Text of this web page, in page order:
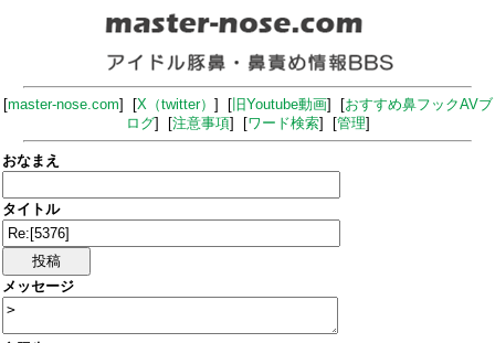
[master-nose.com] [X（twitter） ] [旧Youtube動画] [おすすめ鼻フックAVブ
ログ] [注意事項] [ワード検索] [管理]
おなまえ
タイトル
メッセージ